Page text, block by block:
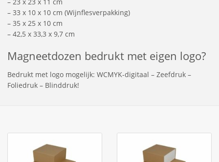
– 33 x 10 x 10 cm (Wijnflesverpakking)
– 35 x 25 x 10 cm
– 42,5 x 33,3 x 9,7 cm
Magneetdozen bedrukt met eigen logo?
Bedrukt met logo mogelijk: WCMYK-digitaal – Zeefdruk –
Foliedruk – Blinddruk!